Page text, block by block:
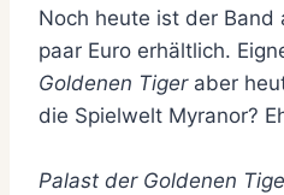
Noch heute ist der Band
paar Euro erhältlich.
Goldenen Tiger aber
die Spielwelt Myranor?
Palast der Goldenen